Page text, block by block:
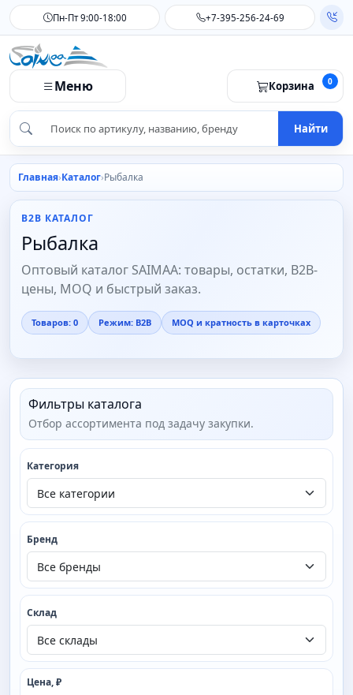
Пн-Пт 9:00-18:00 +7-395-256-24-69
Меню Корзина 0
Найти
Главная Каталог Рыбалка
B2B КАТАЛОГ
Рыбалка
Оптовый каталог SAIMAA: товары, остатки, B2B-
цены, MOQ и быстрый заказ.
Товаров: 0 Режим: B2B MOQ и кратность в карточках
Фильтры каталога
Отбор ассортимента под задачу закупки.
Категория
Бренд
Склад
Цена, ₽